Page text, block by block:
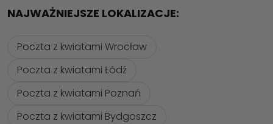
NAJWAŻNIEJSZE LOKALIZACJE:
Poczta z kwiatami Wrocław
Poczta z kwiatami Łódź
Poczta z kwiatami Poznań
Poczta z kwiatami Bydgoszcz